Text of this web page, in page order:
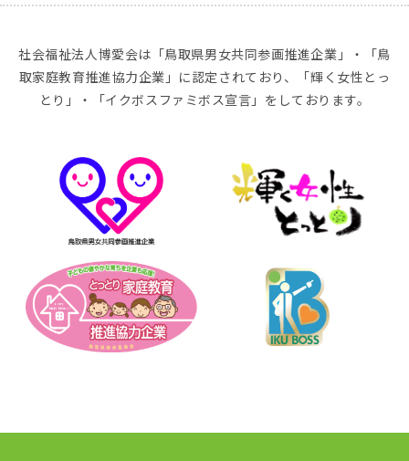
社会福祉法人博愛会は「鳥取県男女共同参画推進企業」・「鳥
取家庭教育推進協力企業」に認定されており、「輝く女性とっ
とり」・「イクボスファミボス宣言」をしております。